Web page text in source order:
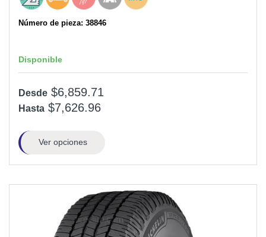
Número de pieza: 38846
Disponible
Desde $6,859.71
Hasta $7,626.96
Ver opciones